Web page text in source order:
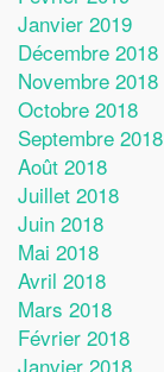
Janvier 2019
Décembre 2018
Novembre 2018
Octobre 2018
Septembre 2018
Août 2018
Juillet 2018
Juin 2018
Mai 2018
Avril 2018
Mars 2018
Février 2018
Janvier 2018